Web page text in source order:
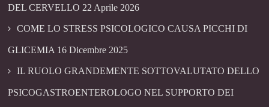
DEL CERVELLO 22 Aprile 2026
COME LO STRESS PSICOLOGICO CAUSA PICCHI DI
GLICEMIA 16 Dicembre 2025
IL RUOLO GRANDEMENTE SOTTOVALUTATO DELLO
PSICOGASTROENTEROLOGO NEL SUPPORTO DEI